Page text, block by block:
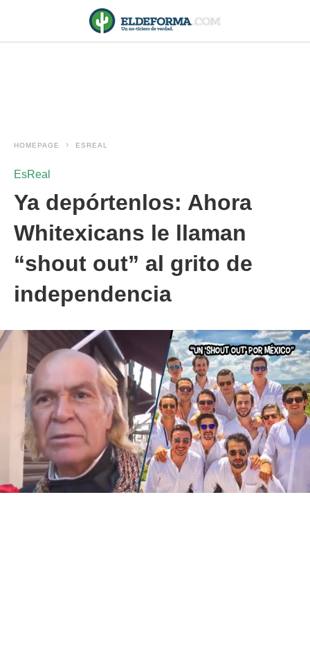
HOMEPAGE ESREAL
EsReal
Ya depórtenlos: Ahora
Whitexicans le llaman
“shout out” al grito de
independencia